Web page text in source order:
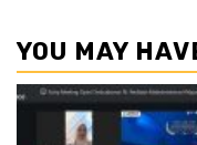
YOU MAY